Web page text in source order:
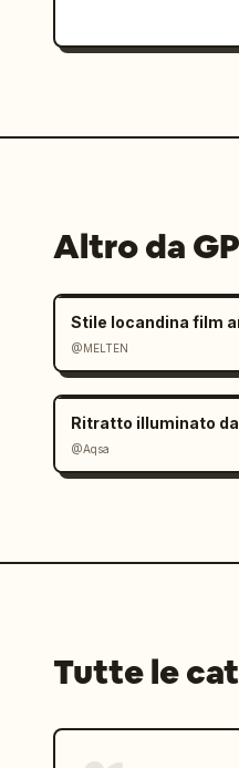
Dettagli e
Composizione
Requisiti di
Risoluzione 4K
Qualità
Fuoco nitido,
Altro da
Stile locandina film
@MELTEN
@Aqsa
Tutte le